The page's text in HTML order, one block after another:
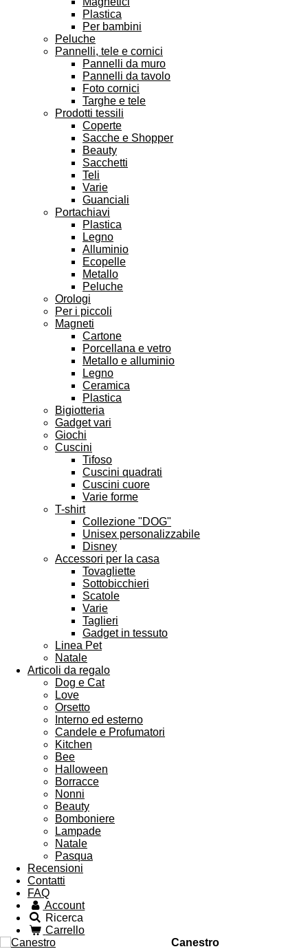
Plastica
Per bambini
Peluche
Pannelli, tele e cornici
Pannelli da muro
Pannelli da tavolo
Foto cornici
Targhe e tele
Prodotti tessili
Coperte
Sacche e Shopper
Beauty
Sacchetti
Teli
Varie
Guanciali
Portachiavi
Plastica
Legno
Alluminio
Ecopelle
Metallo
Peluche
Orologi
Per i piccoli
Magneti
Cartone
Porcellana e vetro
Metallo e alluminio
Legno
Ceramica
Plastica
Bigiotteria
Gadget vari
Giochi
Cuscini
Tifoso
Cuscini quadrati
Cuscini cuore
Varie forme
T-shirt
Collezione "DOG"
Unisex personalizzabile
Disney
Accessori per la casa
Tovagliette
Sottobicchieri
Scatole
Varie
Taglieri
Gadget in tessuto
Linea Pet
Natale
Articoli da regalo
Dog e Cat
Love
Orsetto
Interno ed esterno
Candele e Profumatori
Kitchen
Bee
Halloween
Borracce
Nonni
Beauty
Bomboniere
Lampade
Natale
Pasqua
Recensioni
Contatti
FAQ
Account
Ricerca
Carrello
Canestro